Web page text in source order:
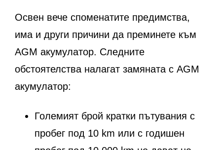
Освен вече споменатите предимства,
има и други причини да преминете към
AGM акумулатор. Следните
обстоятелства налагат замяната с AGM
акумулатор:
Големият брой кратки пътувания с
пробег под 10 km или с годишен